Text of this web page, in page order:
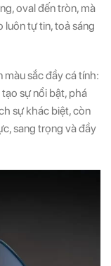
oval đến tròn, mà
luôn tự tin, toả sáng
sắc đầy cá tính:
sự nổi bật, phá
sự khác biệt, còn
sang trọng và đầy